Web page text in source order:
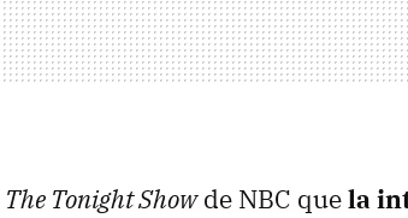
The Tonight Showde NBC quela